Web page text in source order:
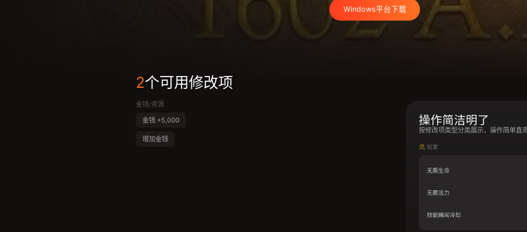
Windows平台下载
2个可用修改项
金钱/资源
金钱 +5,000
增加金钱
操作简洁明了
按修改项类型分类展示，操作简单直